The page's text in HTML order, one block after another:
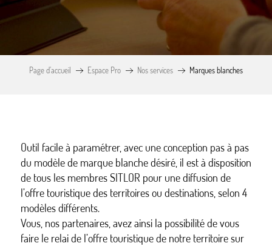
Page d’accueil Espace Pro Nos services Marques blanches
Outil facile à paramétrer, avec une conception pas à pas
du modèle de marque blanche désiré, il est à disposition
de tous les membres SITLOR pour une diffusion de
l’offre touristique des territoires ou destinations, selon 4
modèles différents.
Vous, nos partenaires, avez ainsi la possibilité de vous
faire le relai de l’offre touristique de notre territoire sur